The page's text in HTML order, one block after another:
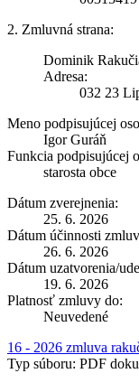
2. Zmluvná strana:
Dominik
Adresa:
032 23
Meno podpisujúcej
Igor Guráň
Funkcia podpisujúcej
starosta obce
Dátum zverejnenia:
25. 6. 2026
Dátum účinnosti
26. 6. 2026
Dátum uzatvorenia/
19. 6. 2026
Platnosť zmluvy do:
Neuvedené
16 - 2026 zmluva
Typ súboru: PDF